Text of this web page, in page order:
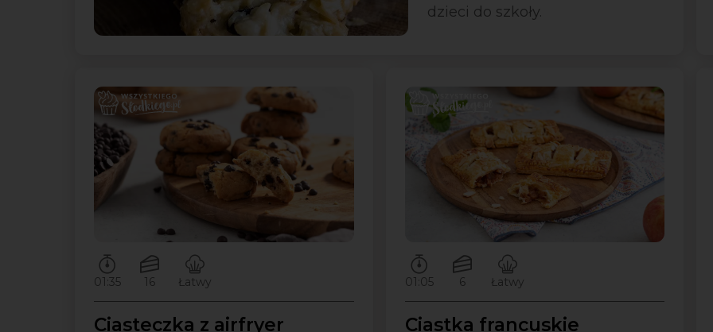
dzieci do szkoły.
Czas przygotowywania:
01:35
Ilość porcji:
16
Poziom trudności:
Łatwy
Ciasteczka z airfryer
Czas przygotowywania:
01:05
Ilość porcji:
6
Poziom trudności:
Łatwy
Ciastka francuskie